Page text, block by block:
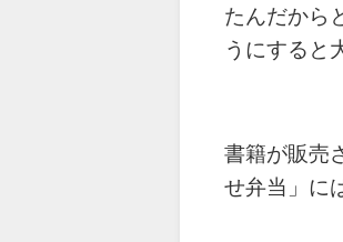
たんだから
うにすると
書籍が販売
せ弁当」に